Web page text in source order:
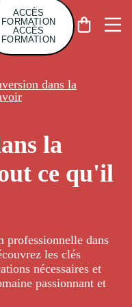
ACCÈS
FORMATION
ACCÈS
FORMATION
dans la
la
ce qu'il
professionnelle dans
les clés
nécessaires et
passionnant et